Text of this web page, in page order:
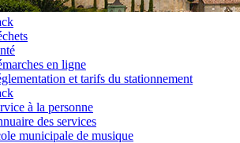
en ligne
et tarifs du stationnement
à la personne
des services
municipale de musique